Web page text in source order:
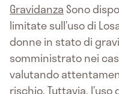
Gravidanza Sono
limitate sull’uso di
donne in stato di
somministrato nei
valutando
rischio. Tuttavia,